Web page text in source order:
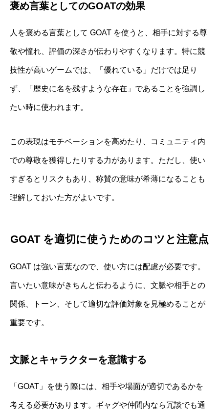
褒め言葉としてのGOATの効果
人を褒める言葉として GOAT を使うと、相手に対する尊
敬や憧れ、評価の深さが伝わりやすくなります。特に競
技性が高いゲームでは、「優れている」だけでは足り
ず、「歴史に名を残すような存在」であることを強調し
たい時に使われます。
この表現はモチベーションを高めたり、コミュニティ内
での尊敬を獲得したりする力があります。ただし、使い
すぎるとリスクもあり、称賛の意味が希薄になることも
理解しておいた方がよいです。
GOAT を適切に使うためのコツと注意点
GOAT は強い言葉なので、使い方には配慮が必要です。
言いたい意味がきちんと伝わるように、文脈や相手との
関係、トーン、そして適切な評価対象を見極めることが
重要です。
文脈とキャラクターを意識する
「GOAT」を使う際には、相手や場面が適切であるかを
考える必要があります。ギャグや仲間内なら冗談でも通